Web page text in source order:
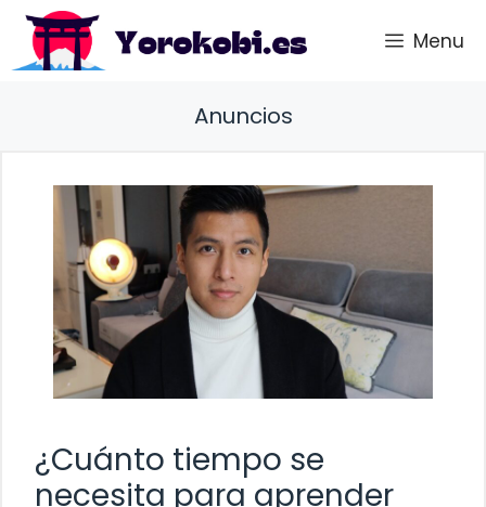
Saltar
contenido
Menu
Anuncios
¿Cuánto tiempo se
necesita para aprender